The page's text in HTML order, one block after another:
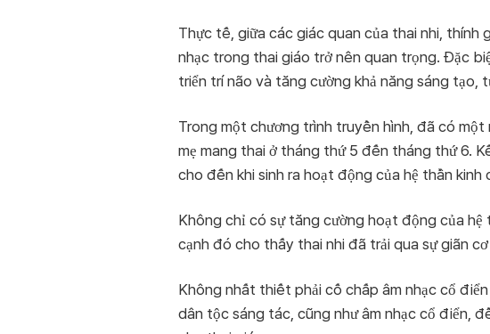
Thực tế, giữa các giác quan của thai nhi,
nhạc trong thai giáo trở nên quan trọng. Đặc
triển trí não và tăng cường khả năng sáng tạo,
Trong một chương trình truyền hình, đã có một
mẹ mang thai ở tháng thứ 5 đến tháng thứ 6.
cho đến khi sinh ra hoạt động của hệ thần
Không chỉ có sự tăng cường hoạt động của hệ
cạnh đó cho thấy thai nhi đã trải qua sự giãn
Không nhất thiết phải cố chấp âm nhạc cổ
dân tộc sáng tác, cũng như âm nhạc cổ điển,